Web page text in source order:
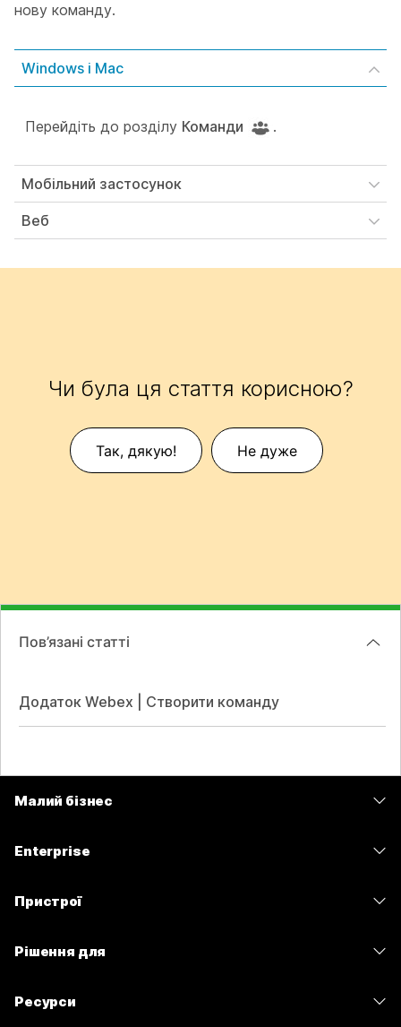
нову команду.
Windows і Mac
Перейдіть до розділу Команди .
Мобільний застосунок
Веб
Чи була ця стаття корисною?
Так, дякую! Не дуже
Пов’язані статті
Додаток Webex | Створити команду
Малий бізнес
Enterprise
Пристрої
Рішення для
Ресурси